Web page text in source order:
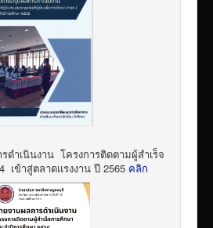
ดำเนินงาน โครงการติดตามผู้สำเร็จ
เข้าสู่ตลาดแรงงาน ปี 2565 คลิก